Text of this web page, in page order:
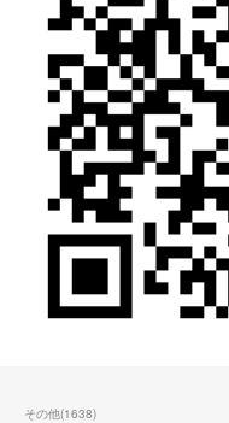
その他(1638)